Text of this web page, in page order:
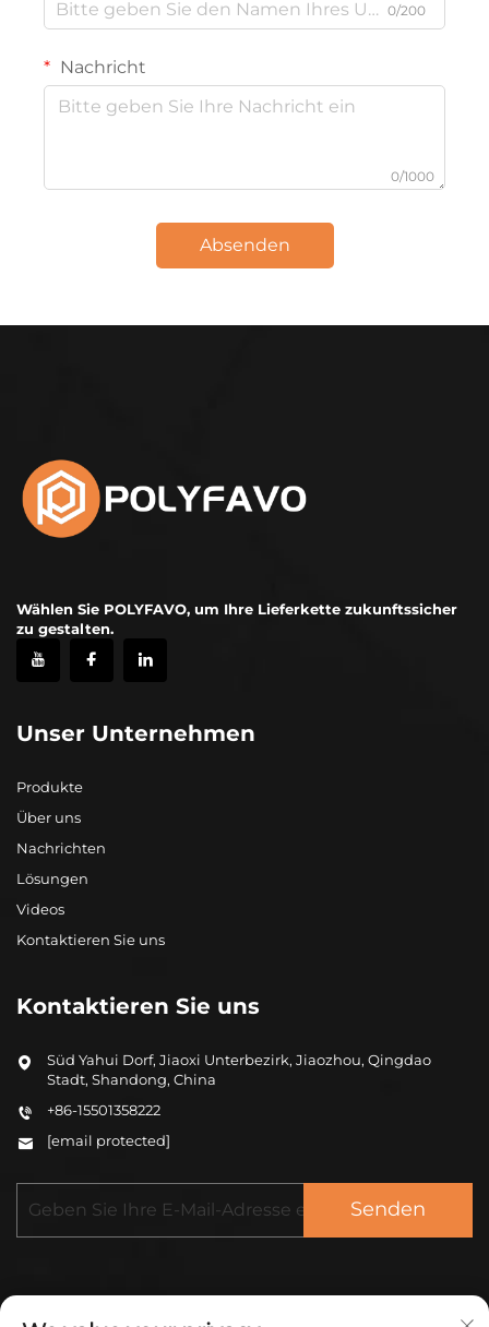
0/200
Nachricht
0/1000
Absenden
Wählen Sie POLYFAVO, um Ihre Lieferkette zukunftssicher
zu gestalten.
Unser Unternehmen
Produkte
Über uns
Nachrichten
Lösungen
Videos
Kontaktieren Sie uns
Kontaktieren Sie uns
Süd Yahui Dorf, Jiaoxi Unterbezirk, Jiaozhou, Qingdao
Stadt, Shandong, China
+86-15501358222
[email protected]
Senden